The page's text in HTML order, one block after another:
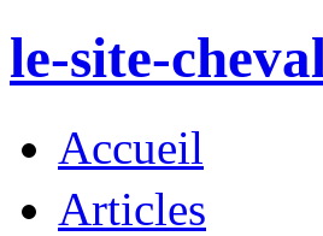
le-site-
Accueil
Articles